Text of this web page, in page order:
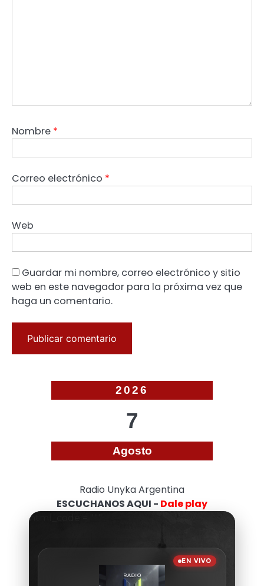
Nombre *
Correo electrónico *
Web
Guardar mi nombre, correo electrónico y sitio
web en este navegador para la próxima vez que
haga un comentario.
2026
7
Agosto
Radio Unyka Argentina
ESCUCHANOS AQUI - Dale play